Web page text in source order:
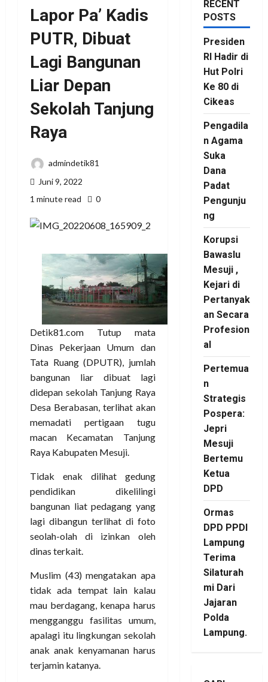
Lapor Pa’ Kadis
PUTR, Dibuat
Lagi Bangunan
Liar Depan
Sekolah Tanjung
Raya
admindetik81
Juni 9, 2022
1 minute read
0
Detik81.com Tutup mata
Dinas Pekerjaan Umum dan
Tata Ruang (DPUTR), jumlah
bangunan liar dibuat lagi
didepan sekolah Tanjung Raya
Desa Berabasan, terlihat akan
memadati pertigaan tugu
macan Kecamatan Tanjung
Raya Kabupaten Mesuji.
Tidak enak dilihat gedung
pendidikan dikelilingi
bangunan liat pedagang yang
lagi dibangun terlihat di foto
seolah-olah di izinkan oleh
dinas terkait.
Muslim (43) mengatakan apa
tidak ada tempat lain kalau
mau berdagang, kenapa harus
mengganggu fasilitas umum,
apalagi itu lingkungan sekolah
anak anak kenyamanan harus
terjamin katanya.
RECENT
POSTS
Presiden
RI Hadir di
Hut Polri
Ke 80 di
Cikeas
Pengadila
n Agama
Suka
Dana
Padat
Pengunju
ng
Korupsi
Bawaslu
Mesuji ,
Kejari di
Pertanyak
an Secara
Profesion
al
Pertemua
n
Strategis
Pospera:
Jepri
Mesuji
Bertemu
Ketua
DPD
Ormas
DPD PPDI
Lampung
Terima
Silaturah
mi Dari
Jajaran
Polda
Lampung.